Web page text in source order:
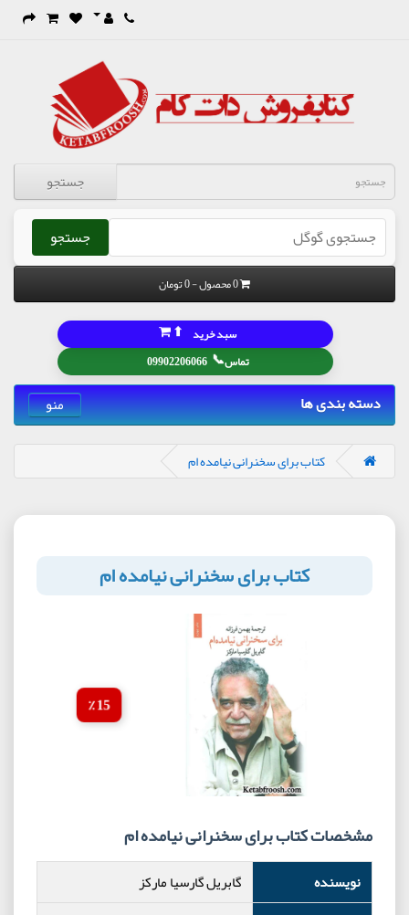
جستجو
جستجو
0 محصول - 0 تومان
تماس📞
09902206066
سبد خرید ⬆
دسته بندی ها منو
کتاب برای سخنرانی نیامده ام
کتاب برای سخنرانی نیامده ام
15 ٪
مشخصات کتاب برای سخنرانی نیامده ام
نویسنده
گابریل گارسیا مارکز